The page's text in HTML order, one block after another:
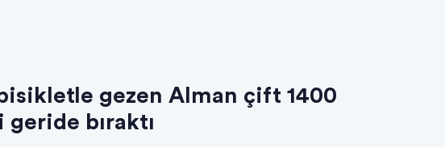
gezen Alman çift 1400
bıraktı